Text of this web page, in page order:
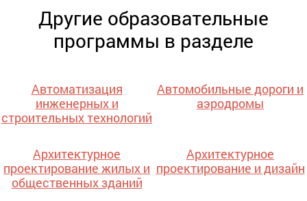
Другие образовательные
программы в разделе
Автоматизация
инженерных и
строительных технологий
Автомобильные дороги и
аэродромы
Архитектурное
проектирование жилых и
общественных зданий
Архитектурное
проектирование и дизайн